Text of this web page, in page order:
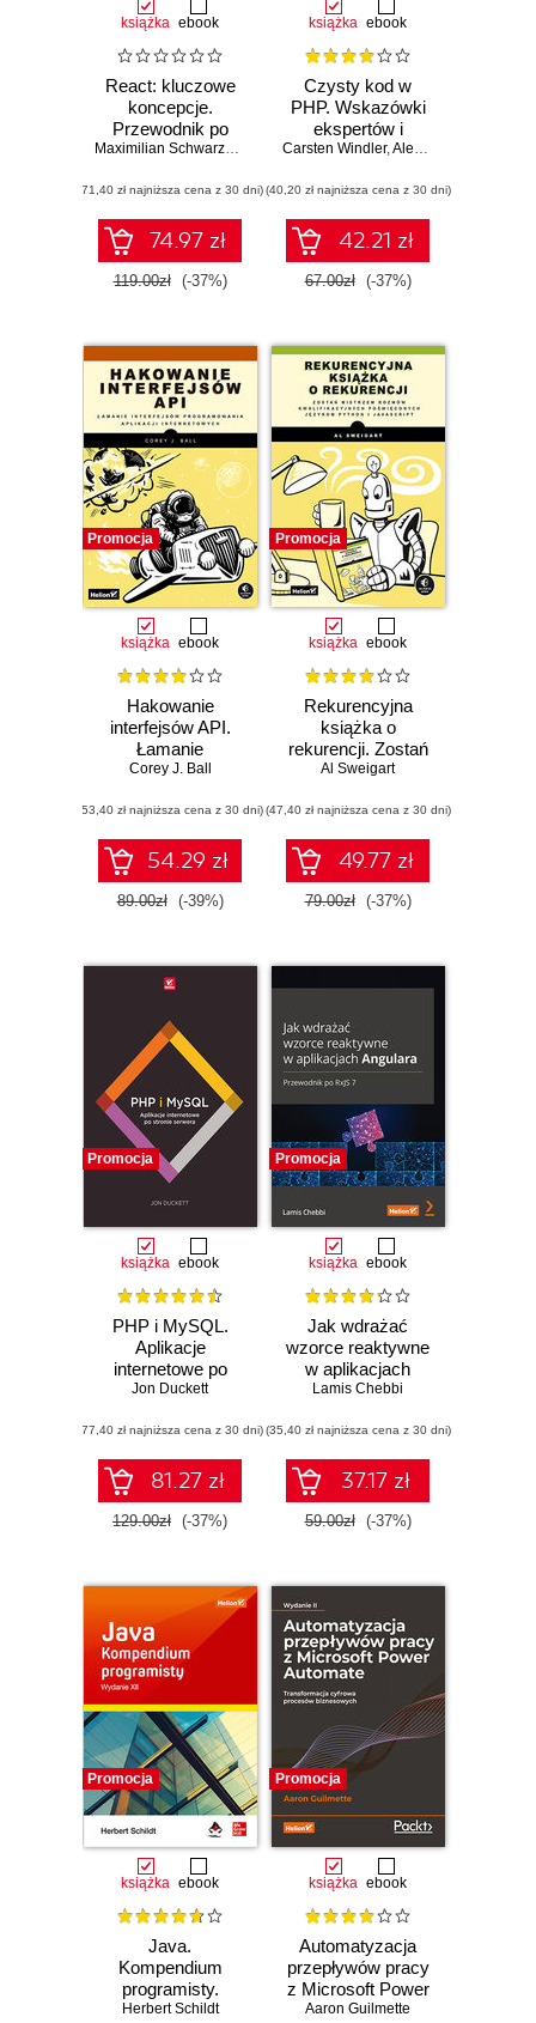
książka ebook
React: kluczowe
koncepcje.
Przewodnik po
najważniejszych
biblioteki React
Maximilian Schwarzmuller
(71,40 zł najniższa cena z 30 dni)
74.97 zł
119.00zł (-37%)
książka ebook
Czysty kod w
PHP. Wskazówki
ekspertów i
najlepsze
pozwalające pisać
piękny, przystępny
i łatwy w
utrzymaniu kod
PHP
Carsten Windler,Alexandre Daubois
(40,20 zł najniższa cena z 30 dni)
42.21 zł
67.00zł (-37%)
Promocja
książka ebook
Hakowanie
interfejsów API.
Łamanie
interfejsów
aplikacji
internetowych
Corey J. Ball
(53,40 zł najniższa cena z 30 dni)
54.29 zł
89.00zł (-39%)
Promocja
książka ebook
Rekurencyjna
książka o
rekurencji. Zostań
mistrzem rozmów
poświęconych
językom Python i
JavaScript
Al Sweigart
(47,40 zł najniższa cena z 30 dni)
49.77 zł
79.00zł (-37%)
Promocja
książka ebook
PHP i MySQL.
Aplikacje
internetowe po
stronie serwera
Jon Duckett
(77,40 zł najniższa cena z 30 dni)
81.27 zł
129.00zł (-37%)
Promocja
książka ebook
Jak wdrażać
wzorce reaktywne
w aplikacjach
Angulara.
RxJS 7
Lamis Chebbi
(35,40 zł najniższa cena z 30 dni)
37.17 zł
59.00zł (-37%)
Promocja
książka ebook
Java.
Kompendium
programisty.
Wydanie XII
Herbert Schildt
Promocja
książka ebook
Automatyzacja
przepływów pracy
z Microsoft Power
Automate.
Aaron Guilmette